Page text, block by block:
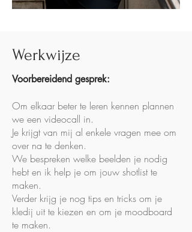
Werkwijze
Voorbereidend gesprek:
Om elkaar beter te leren kennen plannen
we een videocall in.
Je krijgt van mij al enkele vragen mee om
over na te denken.
We bespreken welke beelden je nodig
hebt en ik help je om jouw shotlist te
maken.
Verder krijg je nog tips en tricks om je
kledij uit te kiezen en om je moodboard
te maken.